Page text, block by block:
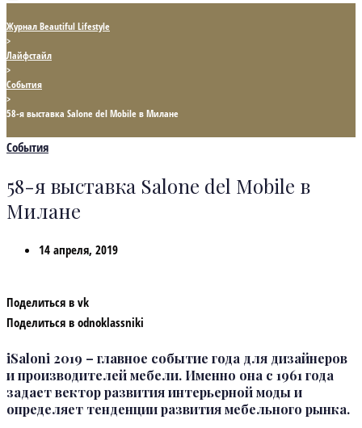
Журнал Beautiful Lifestyle
>
Лайфстайл
>
События
>
58-я выставка Salone del Mobile в Милане
События
58-я выставка Salone del Mobile в
Милане
14 апреля, 2019
Поделиться в vk
Поделиться в odnoklassniki
iSaloni 2019 – главное событие года для дизайнеров
и производителей мебели. Именно она с 1961 года
задает вектор развития интерьерной моды и
определяет тенденции развития мебельного рынка.